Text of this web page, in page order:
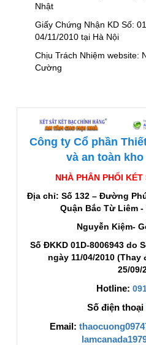
Nhật
Giấy Chứng Nhận KD Số:
04/11/2010 tại Hà Nội
Chịu Trách Nhiệm website:
Cường
Công ty Cổ phần
và an toàn
NHÀ PHÂN PHỐI
Địa chỉ: Số 132 – Đường
Quận Bắc Từ Liêm
Nguyễn Kiệm-
Số ĐKKD 01D-8006943 do
ngày 11/04/2010
25/09/
Hotline:
Số điện thoại
Email: